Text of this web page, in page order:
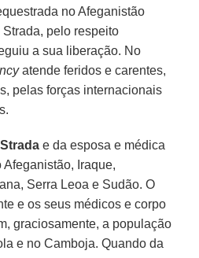
no Afeganistão
pelo respeito
a sua liberação. No
atende feridos e carentes,
pelas forças internacionais
e da esposa e médica
Afeganistão, Iraque,
Serra Leoa e Sudão. O
e os seus médicos e corpo
graciosamente, a população
e no Camboja. Quando da